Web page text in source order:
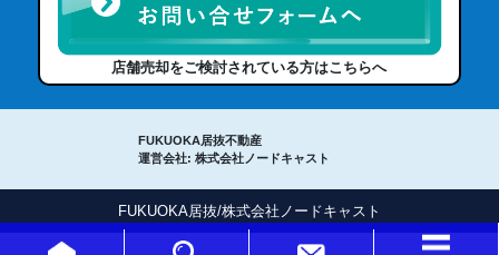
店舗売却をご検討されている方はこちらへ
FUKUOKA居抜不動産
運営会社: 株式会社ノードキャスト
FUKUOKA居抜/株式会社ノードキャスト